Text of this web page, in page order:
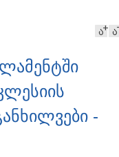
ა ა
-